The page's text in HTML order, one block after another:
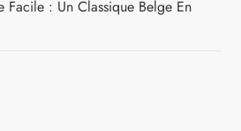
Facile : Un Classique Belge En